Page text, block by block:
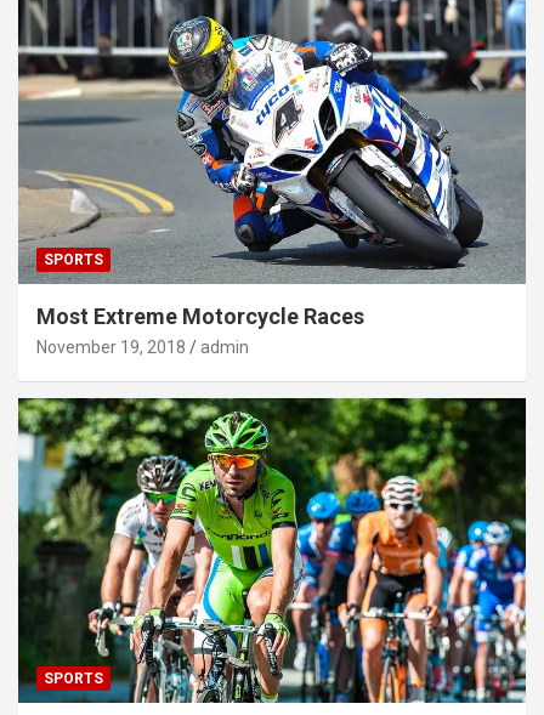
SPORTS
Most Extreme Motorcycle Races
November 19, 2018 admin
SPORTS